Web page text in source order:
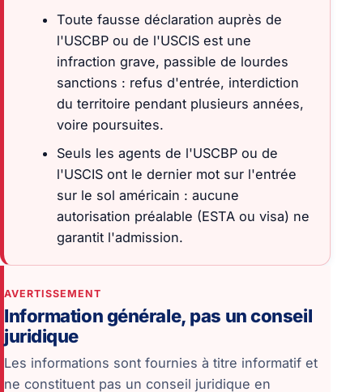
Toute fausse déclaration auprès de
l'USCBP ou de l'USCIS est une
infraction grave, passible de lourdes
sanctions : refus d'entrée, interdiction
du territoire pendant plusieurs années,
voire poursuites.
Seuls les agents de l'USCBP ou de
l'USCIS ont le dernier mot sur l'entrée
sur le sol américain : aucune
autorisation préalable (ESTA ou visa) ne
garantit l'admission.
AVERTISSEMENT
Information générale, pas un conseil
juridique
Les informations sont fournies à titre informatif et
ne constituent pas un conseil juridique en